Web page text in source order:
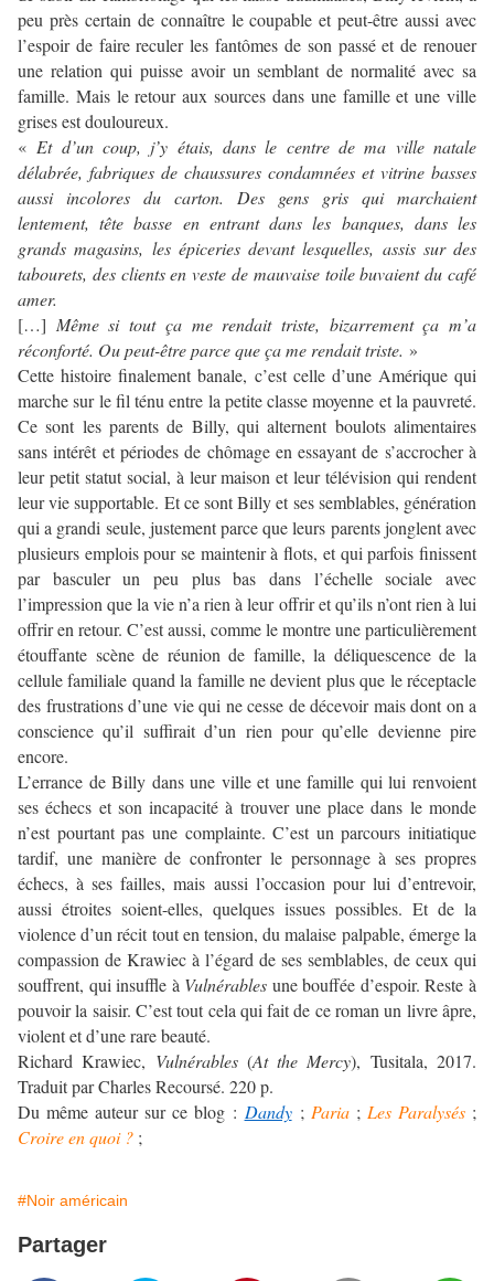
peu près certain de connaître le coupable et peut-être aussi avec
l’espoir de faire reculer les fantômes de son passé et de renouer
une relation qui puisse avoir un semblant de normalité avec sa
famille. Mais le retour aux sources dans une famille et une ville
grises est douloureux.
« Et d’un coup, j’y étais, dans le centre de ma ville natale
délabrée, fabriques de chaussures condamnées et vitrine basses
aussi incolores du carton. Des gens gris qui marchaient
lentement, tête basse en entrant dans les banques, dans les
grands magasins, les épiceries devant lesquelles, assis sur des
tabourets, des clients en veste de mauvaise toile buvaient du café
amer.
[…] Même si tout ça me rendait triste, bizarrement ça m’a
réconforté. Ou peut-être parce que ça me rendait triste. »
Cette histoire finalement banale, c’est celle d’une Amérique qui
marche sur le fil ténu entre la petite classe moyenne et la pauvreté.
Ce sont les parents de Billy, qui alternent boulots alimentaires
sans intérêt et périodes de chômage en essayant de s’accrocher à
leur petit statut social, à leur maison et leur télévision qui rendent
leur vie supportable. Et ce sont Billy et ses semblables, génération
qui a grandi seule, justement parce que leurs parents jonglent avec
plusieurs emplois pour se maintenir à flots, et qui parfois finissent
par basculer un peu plus bas dans l’échelle sociale avec
l’impression que la vie n’a rien à leur offrir et qu’ils n’ont rien à lui
offrir en retour. C’est aussi, comme le montre une particulièrement
étouffante scène de réunion de famille, la déliquescence de la
cellule familiale quand la famille ne devient plus que le réceptacle
des frustrations d’une vie qui ne cesse de décevoir mais dont on a
conscience qu’il suffirait d’un rien pour qu’elle devienne pire
encore.
L’errance de Billy dans une ville et une famille qui lui renvoient
ses échecs et son incapacité à trouver une place dans le monde
n’est pourtant pas une complainte. C’est un parcours initiatique
tardif, une manière de confronter le personnage à ses propres
échecs, à ses failles, mais aussi l’occasion pour lui d’entrevoir,
aussi étroites soient-elles, quelques issues possibles. Et de la
violence d’un récit tout en tension, du malaise palpable, émerge la
compassion de Krawiec à l’égard de ses semblables, de ceux qui
souffrent, qui insuffle à Vulnérables une bouffée d’espoir. Reste à
pouvoir la saisir. C’est tout cela qui fait de ce roman un livre âpre,
violent et d’une rare beauté.
Richard Krawiec, Vulnérables(At the Mercy), Tusitala, 2017.
Traduit par Charles Recoursé. 220 p.
Du même auteur sur ce blog : Dandy; Paria ; Les Paralysés;
Croire en quoi ? ;
#Noir américain
Partager